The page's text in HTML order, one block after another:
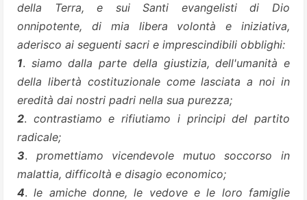
della Terra, e sui Santi evangelisti di Dio
onnipotente, di mia libera volontà e iniziativa,
aderisco ai seguenti sacri e imprescindibili obblighi:
1. siamo dalla parte della giustizia, dell'umanità e
della libertà costituzionale come lasciata a noi in
eredità dai nostri padri nella sua purezza;
2. contrastiamo e rifiutiamo i principi del partito
radicale;
3. promettiamo vicendevole mutuo soccorso in
malattia, difficoltà e disagio economico;
4.le amiche donne, le vedove e le loro famiglie